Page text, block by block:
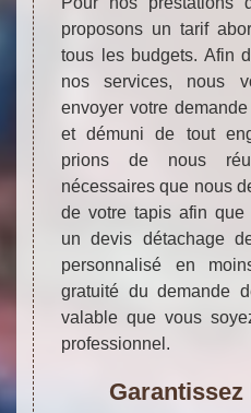
proposons un tarif
tous les budgets. Afin
nos services, nous
envoyer votre
et démuni de tout
prions de nous
nécessaires que nous
de votre tapis afin
un devis détachage
personnalisé en
gratuité du demande
valable que vous
professionnel.